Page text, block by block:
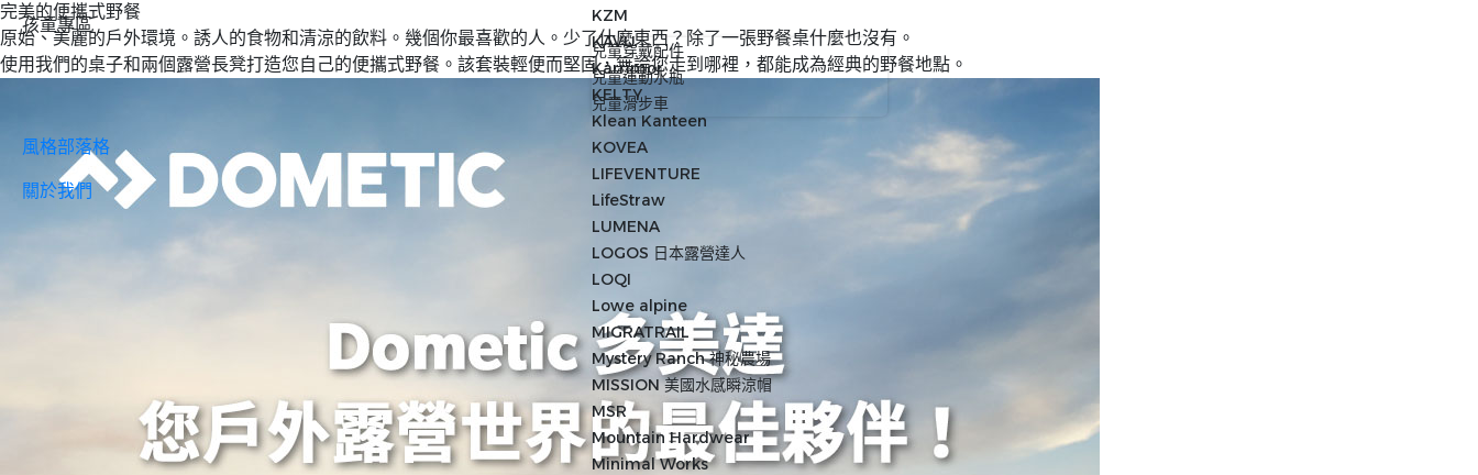
KZM
KAVU
Karrimor
KELTY
Klean Kanteen
KOVEA
LIFEVENTURE
LifeStraw
LUMENA
LOGOS 日本露營達人
LOQI
Lowe alpine
MIGRATRAIL
Mystery Ranch 神秘農場
MISSION 美國水感瞬涼帽
MSR
Mountain Hardwear
Minimal Works
孩童專區
兒童穿戴配件
兒童運動水瓶
兒童滑步車
風格部落格
關於我們
完美的便攜式野餐
原始、美麗的戶外環境。誘人的食物和清涼的飲料。幾個你最喜歡的人。少了什麼東西？除了一張野餐桌什麼也沒有。
使用我們的桌子和兩個露營長凳打造您自己的便攜式野餐。該套裝輕便而堅固，無論您走到哪裡，都能成為經典的野餐地點。